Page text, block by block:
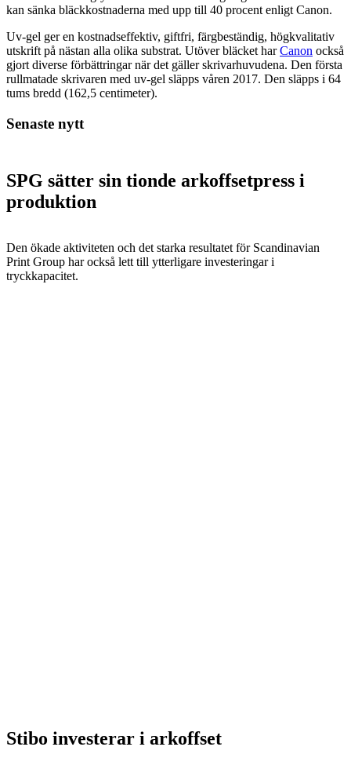
kan sänka bläckkostnaderna med upp till 40 procent enligt Canon.
Uv-gel ger en kostnadseffektiv, giftfri, färgbeständig, högkvalitativ
utskrift på nästan alla olika substrat. Utöver bläcket harCanon också
gjort diverse förbättringar när det gäller skrivarhuvudena. Den första
rullmatade skrivaren med uv-gel släpps våren 2017. Den släpps i 64
tums bredd (162,5 centimeter).
Senaste nytt
SPG sätter sin tionde arkoffsetpress i
produktion
Den ökade aktiviteten och det starka resultatet för Scandinavian
Print Group har också lett till ytterligare investeringar i
tryckkapacitet.
Stibo investerar i arkoffset